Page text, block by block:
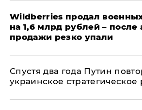
​Wildberries продал
на 1,6 млрд рублей – после
продажи резко упали
Спустя два года Путин
украинское